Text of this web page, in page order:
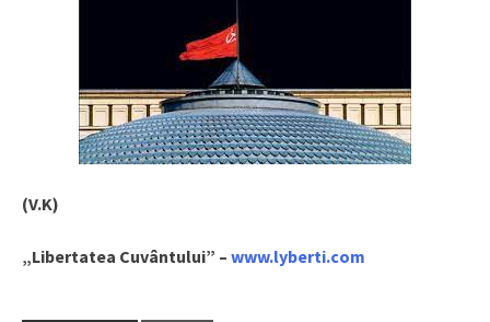
(V.K)
„Libertatea Cuvântului” – www.lyberti.com